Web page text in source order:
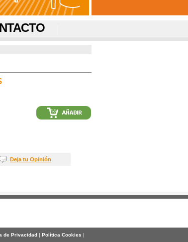
Deja tu Opinión
de Privacidad| Política Cookies |